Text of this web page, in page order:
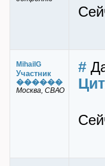
MihailG
Участник
������
Москва, СВАО
#